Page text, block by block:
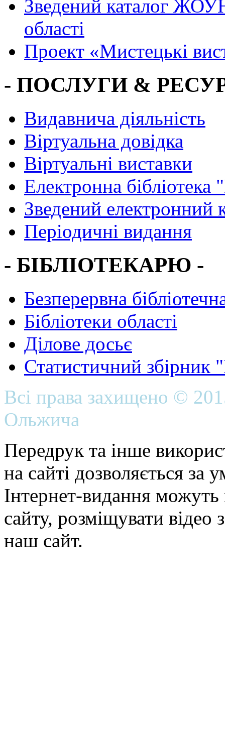
Зведений каталог
області
Проект «Мистецькі
- ПОСЛУГИ &
Видавнича діяльність
Віртуальна довідка
Віртуальні виставки
Електронна
Зведений електронний
Періодичні видання
- БІБЛІОТЕКАРЮ -
Безперервна
Бібліотеки області
Ділове досьє
Статистичний
Всі права захищено ©
Ольжича
Передрук та інше
на сайті дозволяється
Інтернет-видання можуть
сайту, розміщувати відео
наш сайт.